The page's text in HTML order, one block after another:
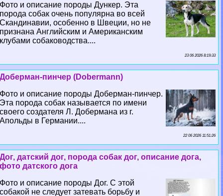
Фото и описание породы Дункер. Эта
порода собак очень популярна во всей
Скандинавии, особенно в Швеции, но не
признана Английским и Американским
клубами собаководства....
23 06 2026 8:19:33
Доберман-пинчер (Dobermann)
Фото и описание породы Доберман-пинчер.
Эта порода собак называется по имени
своего создателя Л. Добермана из г.
Апольды в Германии....
22 06 2026 11:51:26
Дог, датский дог, порода собак дог, описание дога,
фото датского дога
Фото и описание породы Дог. С этой
собакой не следует затевать борьбу и